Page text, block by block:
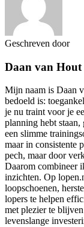
Geschreven door
Daan van Hout
Mijn naam is Daan
bedoeld is:
je nu traint voor je
planning hebt
een slimme
maar in consistente
pech, maar door
Daarom combineer
inzichten. Op
loopschoenen,
lopers te helpen
met plezier te
levenslange